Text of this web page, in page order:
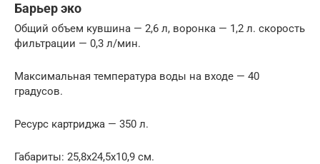
Барьер эко
Общий объем кувшина — 2,6 л, воронка — 1,2 л. скорость
фильтрации — 0,3 л/мин.
Максимальная температура воды на входе — 40
градусов.
Ресурс картриджа — 350 л.
Габариты: 25,8х24,5х10,9 см.